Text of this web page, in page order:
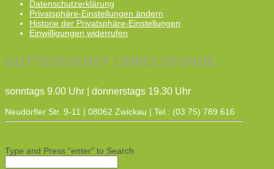
Datenschutzerklärung
Privatsphäre-Einstellungen ändern
Historie der Privatsphäre-Einstellungen
Einwilligungen widerrufen
GOTTESDIENST | BIBELSTUNDE
sonntags 9.00 Uhr | donnerstags 19.30 Uhr
Neudörfler Str. 9-11 | 08062 Zwickau | Tel.: (03 75) 789 616
Type and Press “enter” to Search